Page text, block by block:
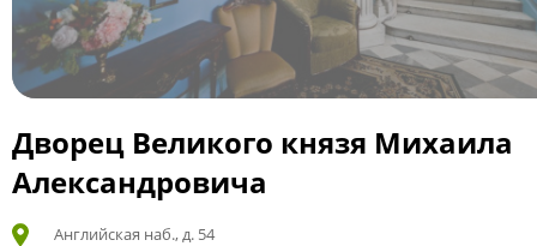
Дворец Великого князя Михаила
Александровича
Английская наб., д. 54